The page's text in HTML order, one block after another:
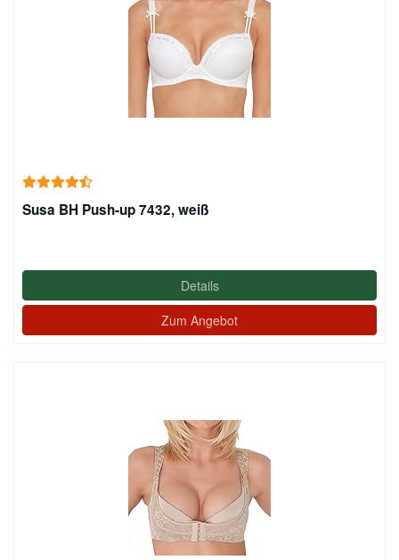
Susa BH Push-up 7432, weiß
Details
Zum Angebot